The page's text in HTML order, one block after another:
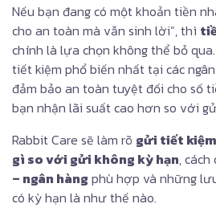
Nếu bạn đang có một khoản tiền
cho an toàn mà vẫn sinh lời”, thì
chính là lựa chọn không thể bỏ
tiết kiệm phổ biến nhất tại các
đảm bảo an toàn tuyệt đối cho số
bạn nhận lãi suất cao hơn so với
Rabbit Care sẽ làm rõ gửi tiết
gì so với gửi không kỳ hạn, cách
– ngân hàng phù hợp và những
có kỳ hạn là như thế nào.